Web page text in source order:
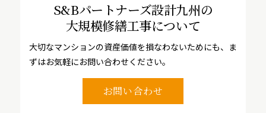
S&Bパートナーズ設計九州の
大規模修繕工事について
大切なマンションの資産価値を損なわないためにも、ま
ずはお気軽にお問い合わせください。
お問い合わせ